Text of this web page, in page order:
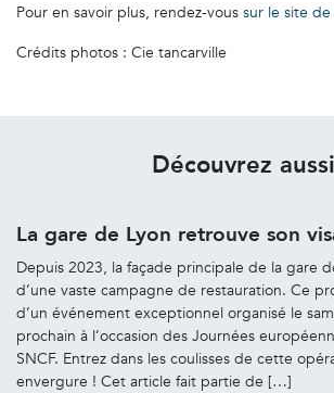
Pour en savoir plus, rendez-vous sur le site
Crédits photos : Cie tancarville
Découvrez aussi
La gare de Lyon retrouve son
Depuis 2023, la façade principale de la gare
d’une vaste campagne de restauration. Ce
d’un événement exceptionnel organisé le
prochain à l’occasion des Journées
SNCF. Entrez dans les coulisses de cette
envergure ! Cet article fait partie de […]